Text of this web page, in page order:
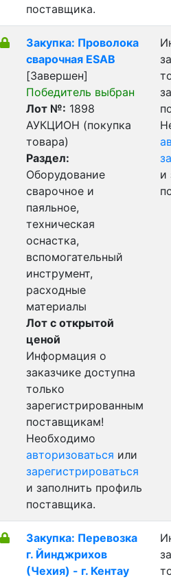
поставщика.
Закупка: Проволока
сварочная ESAB
[Завершен]
Победитель выбран
Лот №: 1898
АУКЦИОН (покупка
товара)
Раздел:
Оборудование
сварочное и
паяльное,
техническая
оснастка,
вспомогательный
инструмент,
расходные
материалы
Лот с открытой
ценой
Информация о
заказчике доступна
только
зарегистрированным
поставщикам!
Необходимо
авторизоваться или
зарегистрироваться
и заполнить профиль
поставщика.
и
Закупка: Перевозка
г. Йинджрихов
(Чехия) - г. Кентау